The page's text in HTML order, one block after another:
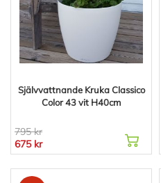
Självvattnande Kruka Classico
Color 43 vit H40cm
795 kr
675 kr